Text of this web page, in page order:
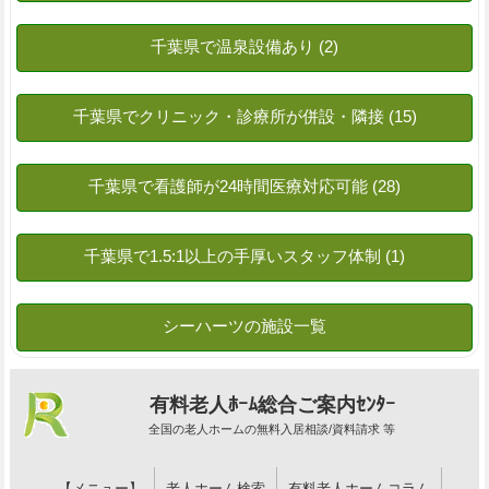
有料老人ﾎｰﾑ総合ご案内ｾﾝﾀｰ
全国の老人ホームの無料入居相談/資料請求 等